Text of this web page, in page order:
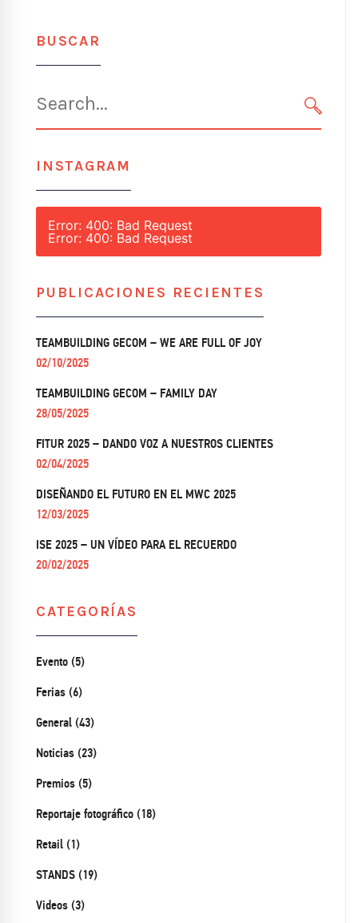
BUSCAR
for:
INSTAGRAM
Error: 400: Bad Request
Error: 400: Bad Request
PUBLICACIONES RECIENTES
TEAMBUILDING GECOM – WE ARE FULL OF JOY
02/10/2025
TEAMBUILDING GECOM – FAMILY DAY
28/05/2025
FITUR 2025 – DANDO VOZ A NUESTROS CLIENTES
02/04/2025
DISEÑANDO EL FUTURO EN EL MWC 2025
12/03/2025
ISE 2025 – UN VÍDEO PARA EL RECUERDO
20/02/2025
CATEGORÍAS
Evento (5)
Ferias (6)
General (43)
Noticias (23)
Premios (5)
Reportaje fotográfico (18)
Retail (1)
STANDS (19)
Videos (3)